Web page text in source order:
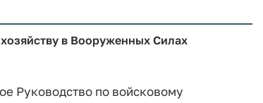
в Вооруженных Силах
Руководство по войсковому